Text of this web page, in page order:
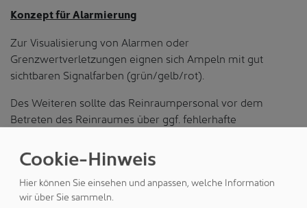
Konzept für Alarmierung
Zur Visualisierung von Alarmen oder
Grenzwertverletzungen eignen sich Ampeln mit gut
sichtbaren Signalfarben (grün/gelb/rot).
Des Weiteren sollte das Reinraumpersonal vor dem
Betreten des Reinraumes über ggf. fehlerhafte
Digitalanzeigen (Panels) bewährt, die den aktuellen
Messwert in der entsprechenden Farbe (rot/grün)
anzeigen. Zusätzlich können akustische Alarmgeber (Hupe)
die Aufmerksamkeit weiter verstärken.
Cookie-Hinweis
Hier können Sie einsehen und anpassen, welche Information
wir über Sie sammeln.